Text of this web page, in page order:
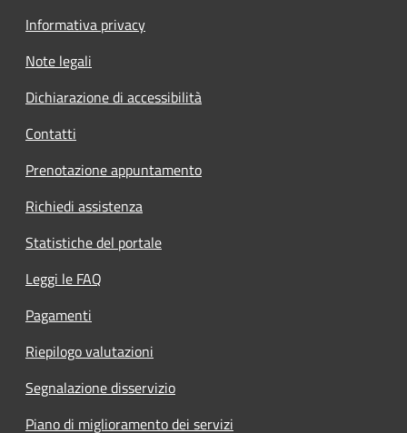
Informativa privacy
Note legali
Dichiarazione di accessibilità
Contatti
Prenotazione appuntamento
Richiedi assistenza
Statistiche del portale
Leggi le FAQ
Pagamenti
Riepilogo valutazioni
Segnalazione disservizio
Piano di miglioramento dei servizi